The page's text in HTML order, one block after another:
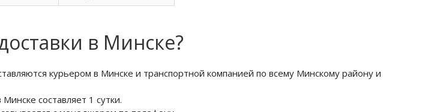
в Минске?
курьером в Минске и транспортной компанией по всему Минскому району и
составляет 1 сутки.